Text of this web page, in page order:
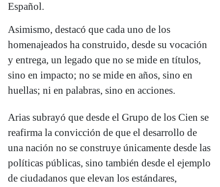
Español.
Asimismo, destacó que cada uno de los
homenajeados ha construido, desde su vocación
y entrega, un legado que no se mide en títulos,
sino en impacto; no se mide en años, sino en
huellas; ni en palabras, sino en acciones.
Arias subrayó que desde el Grupo de los Cien se
reafirma la convicción de que el desarrollo de
una nación no se construye únicamente desde las
políticas públicas, sino también desde el ejemplo
de ciudadanos que elevan los estándares,